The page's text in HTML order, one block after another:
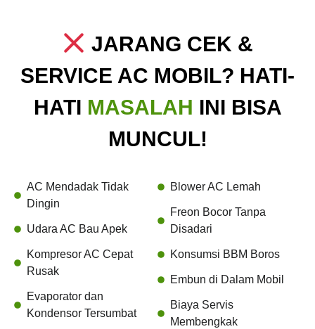
JARANG CEK &
SERVICE AC MOBIL? HATI-
HATI MASALAH INI BISA
MUNCUL!
AC Mendadak Tidak
Dingin
Udara AC Bau Apek
Kompresor AC Cepat
Rusak
Evaporator dan
Kondensor Tersumbat
Blower AC Lemah
Freon Bocor Tanpa
Disadari
Konsumsi BBM Boros
Embun di Dalam Mobil
Biaya Servis
Membengkak